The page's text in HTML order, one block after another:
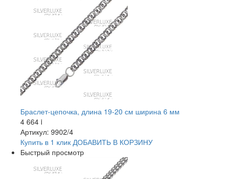
Браслет-цепочка, длина 19-20 см ширина 6 мм
4 664 i
Артикул: 9902/4
Купить в 1 клик ДОБАВИТЬ В КОРЗИНУ
Быстрый просмотр